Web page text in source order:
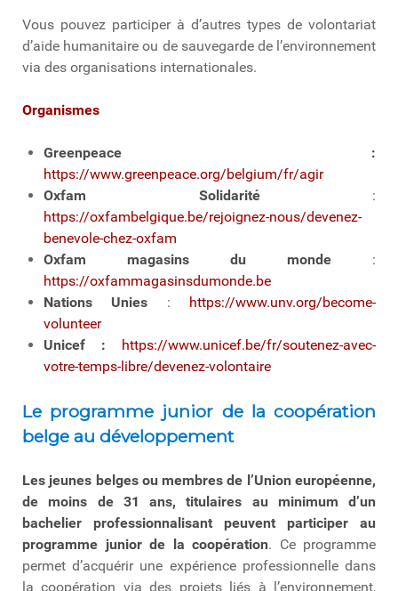
Vous pouvez participer à d’autres types de volontariat
d’aide humanitaire ou de sauvegarde de l’environnement
via des organisations internationales.
Organismes
Greenpeace :
https://www.greenpeace.org/belgium/fr/agir
Oxfam Solidarité :
https://oxfambelgique.be/rejoignez-nous/devenez-
benevole-chez-oxfam
Oxfam magasins du monde :
https://oxfammagasinsdumonde.be
Nations Unies : https://www.unv.org/become-
volunteer
Unicef :
https://www.unicef.be/fr/soutenez-avec-
votre-temps-libre/devenez-volontaire
Le programme junior de la coopération
belge au développement
Les jeunes belges ou membres de l’Union européenne,
de moins de 31 ans, titulaires au minimum d’un
bachelier professionnalisant peuvent participer au
programme junior de la coopération. Ce programme
permet d’acquérir une expérience professionnelle dans
la coopération via des projets liés à l’environnement,